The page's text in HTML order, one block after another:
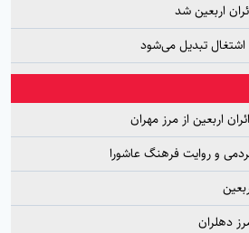
اربعین شد
اشتغال تبدیل می‌شود
اربعین از مرز مهران
و روایت فرهنگ عاشورا
دهلران